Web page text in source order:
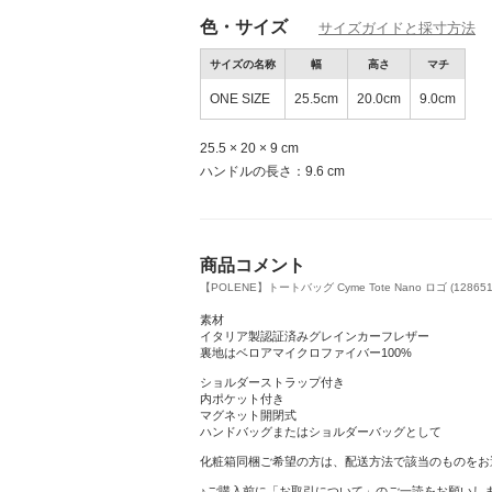
色・サイズ サイズガイドと採寸方法
サイズの名称 幅 高さ マチ
ONE SIZE 25.5cm 20.0cm 9.0cm
25.5 × 20 × 9 cm
ハンドルの長さ：9.6 cm
商品コメント
【POLENE】トートバッグ Cyme Tote Nano ロゴ
素材
イタリア製認証済みグレインカーフレザー
裏地はベロアマイクロファイバー100%
ショルダーストラップ付き
内ポケット付き
マグネット開閉式
ハンドバッグまたはショルダーバッグとして
化粧箱同梱ご希望の方は、配送方法で該当のものをお